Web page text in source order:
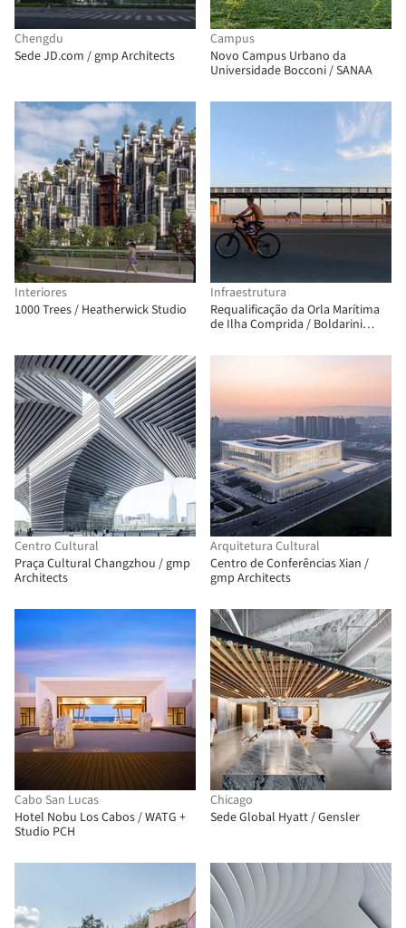
Chengdu
Sede JD.com / gmp Architects
Campus
Novo Campus Urbano da
Universidade Bocconi / SANAA
Interiores
1000 Trees / Heatherwick Studio
Infraestrutura
Requalificação da Orla Marítima
de Ilha Comprida / Boldarini
Centro Cultural
Praça Cultural Changzhou / gmp
Architects
Arquitetura Cultural
Centro de Conferências Xian /
gmp Architects
Cabo San Lucas
Hotel Nobu Los Cabos / WATG +
Studio PCH
Chicago
Sede Global Hyatt / Gensler